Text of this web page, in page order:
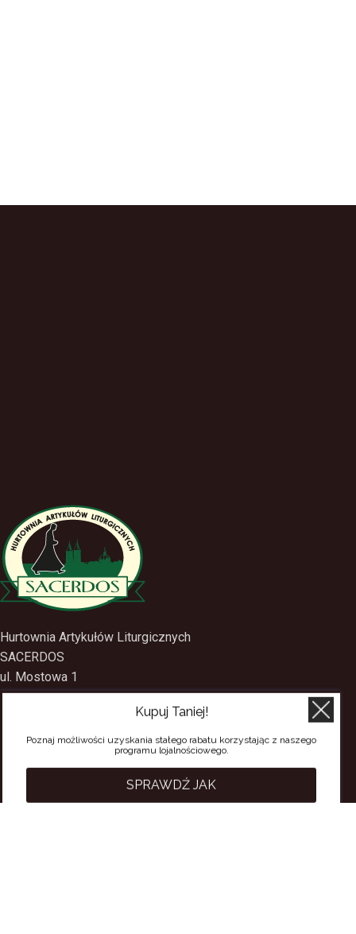
Hurtownia Artykułów Liturgicznych
SACERDOS
ul. Mostowa 1
09-402 Płock
tel.kom.501-384-314
PRZYDATNE LINKI
Polityka Prywatności
Poznaj możliwości uzyskania stałego rabatu korzystając z naszego
programu lojalnościowego.
SPRAWDŹ JAK